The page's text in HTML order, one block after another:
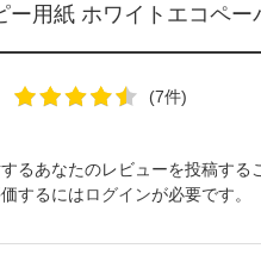
ー用紙 ホワイトエコペ
(7件)
るあなたのレビューを投稿する
するにはログインが必要です。